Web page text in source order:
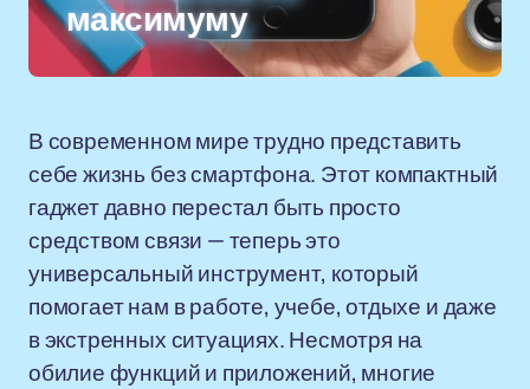
максимуму
В современном мире трудно представить
себе жизнь без смартфона. Этот компактный
гаджет давно перестал быть просто
средством связи — теперь это
универсальный инструмент, который
помогает нам в работе, учебе, отдыхе и даже
в экстренных ситуациях. Несмотря на
обилие функций и приложений, многие